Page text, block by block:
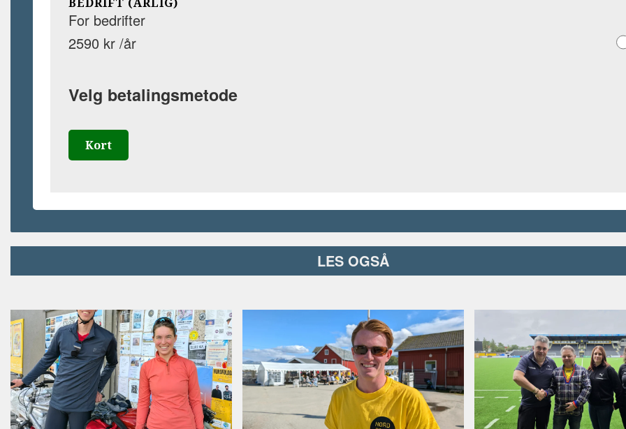
For bedrifter
2590 kr /år
Velg betalingsmetode
Kort
LES OGSÅ